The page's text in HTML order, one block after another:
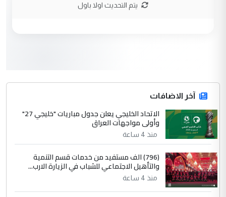
جنسية الرافد الثالث للعراق ومن اصول عريقة
ابا فرات ...
الموضوع :
الجواهري يرد على صدام حسين سل
مضجعيك يابن الزنا (نص كامل)
سردار
التعليق : واحد من عصابة علي ماما يسقط
جنسية الرافد الثالث للعراق ومن اصول عريقة
ابا فرات ...
يتم التحديث اولا باول
آخر الاضافات
الاتحاد الخليجي يعلن جدول مباريات "خليجي 27"
وأولى مواجهات العراق
منذ 4 ساعة
(796) الف مستفيد من خدمات قسم التنمية
والتأهيل الاجتماعي للشباب في الزيارة الارب...
منذ 4 ساعة